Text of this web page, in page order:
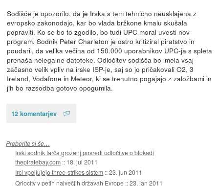
Sodišče je opozorilo, da je Irska s tem tehnično neusklajena z
evropsko zakonodajo, kar bo vlada bržkone kmalu skušala
popraviti. Ko se bo to zgodilo, bo tudi UPC moral uvesti nov
program. Sodnik Peter Charleton je ostro kritiziral piratstvo in
poudaril, da velika večina od 150.000 uporabnikov UPC-ja s spleta
prenaša nelegalne datoteke. Odločitev sodišča bo imela vsaj
začasno velik vpliv na irske ISP-je, saj so jo pričakovali O2, 3
Ireland, Vodafone in Meteor, ki se trenutno pogajajo z založbami in
jih bo razsodba gotovo opogumila.
12 komentarjev
Preberite si še…
Irski sodnik tarča groženj posredi odločitve o blokadi
thepiratebay.com :: 18. jul 2011
Irci vpeljujejo three-strikes sistem ::23. jun 2011
Qriocity v petih največjih državah Evrope ::23. jan 2011